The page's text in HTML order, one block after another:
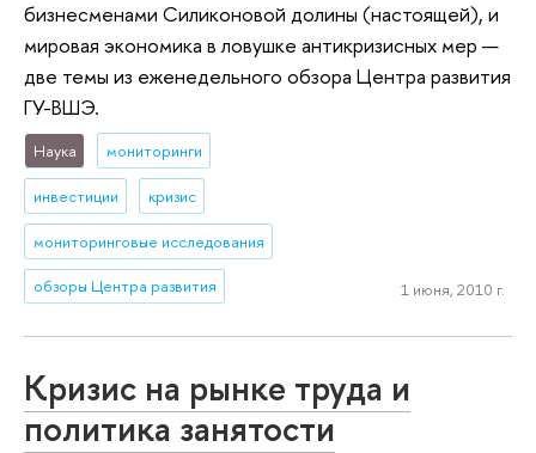
бизнесменами Силиконовой долины (настоящей), и
мировая экономика в ловушке антикризисных мер —
две темы из еженедельного обзора Центра развития
ГУ-ВШЭ.
Наука мониторинги
инвестиции кризис
мониторинговые исследования
обзоры Центра развития 1 июня, 2010 г.
Кризис на рынке труда и
политика занятости